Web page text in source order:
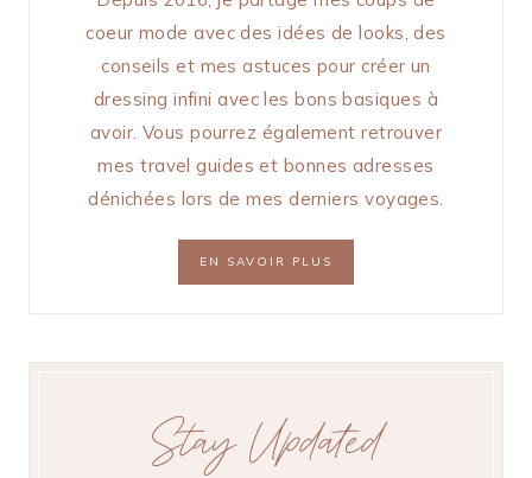
coeur mode avec des idées de looks, des
conseils et mes astuces pour créer un
dressing infini avec les bons basiques à
avoir. Vous pourrez également retrouver
mes travel guides et bonnes adresses
dénichées lors de mes derniers voyages.
EN SAVOIR PLUS
Stay Updated